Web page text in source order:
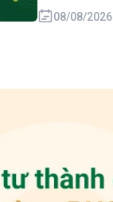
08/08/2026